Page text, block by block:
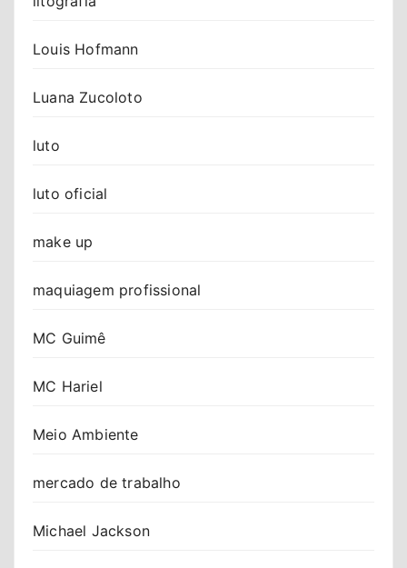
Louis Hofmann
Luana Zucoloto
luto
luto oficial
make up
maquiagem profissional
MC Guimê
MC Hariel
Meio Ambiente
mercado de trabalho
Michael Jackson